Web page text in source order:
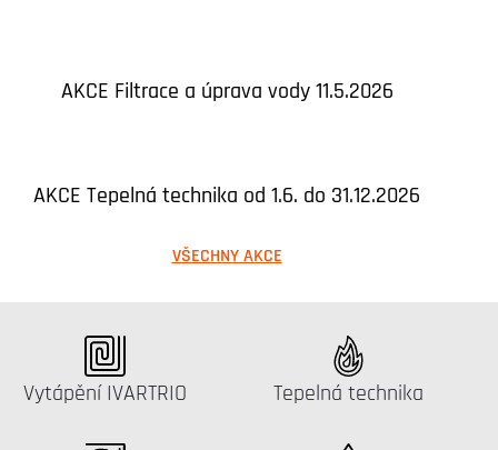
AKCE Filtrace a úprava vody 11.5.2026
AKCE Tepelná technika od 1.6. do 31.12.2026
VŠECHNY AKCE
Katalog:
Vytápění IVARTRIO Katalog:
Tepelná technika